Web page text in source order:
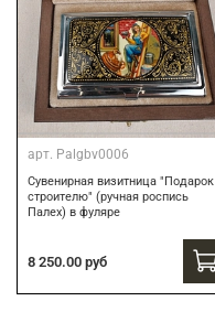
арт. Palgbv0006
Сувенирная визитница "Подарок
строителю" (ручная роспись
Палех) в фуляре
8 250.00 руб